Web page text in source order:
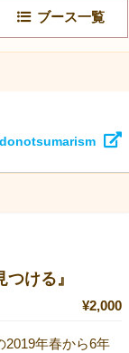
ブース一覧
ける』
¥2,000
2019年春から6年